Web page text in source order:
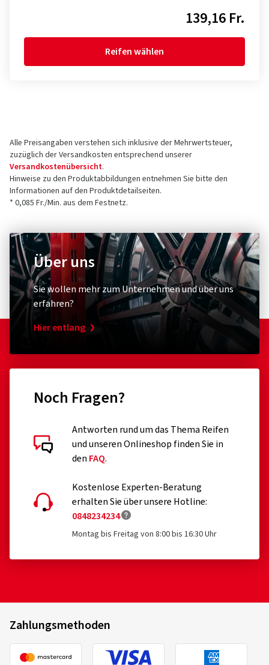
139,16 Fr.
Reifen wählen
Alle Preisangaben verstehen sich inklusive der Mehrwertsteuer,
zuzüglich der Versandkosten entsprechend unserer
Versandkostenübersicht.
Hinweise zu den Produktabbildungen entnehmen Sie bitte den
Informationen auf den Produktdetailseiten.
* 0,085 Fr./Min. aus dem Festnetz.
Über uns
Sie wollen mehr zum Unternehmen und über uns
erfahren?
Hier entlang
Noch Fragen?
Antworten rund um das Thema Reifen
und unseren Onlineshop finden Sie in
den FAQ.
Kostenlose Experten-Beratung
erhalten Sie über unsere Hotline:
0848234234
Montag bis Freitag von 8:00 bis 16:30 Uhr
Zahlungsmethoden